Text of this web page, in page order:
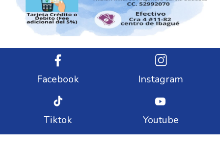
Facebook Instagram
Tiktok Youtube